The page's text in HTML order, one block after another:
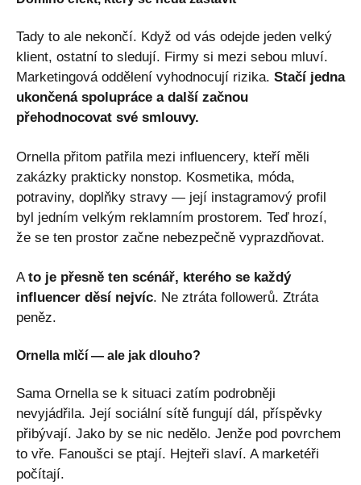
Tady to ale nekončí. Když od vás odejde jeden velký
klient, ostatní to sledují. Firmy si mezi sebou mluví.
Marketingová oddělení vyhodnocují rizika. Stačí jedna
ukončená spolupráce a další začnou
přehodnocovat své smlouvy.
Ornella přitom patřila mezi influencery, kteří měli
zakázky prakticky nonstop. Kosmetika, móda,
potraviny, doplňky stravy — její instagramový profil
byl jedním velkým reklamním prostorem. Teď hrozí,
že se ten prostor začne nebezpečně vyprazdňovat.
Ato je přesně ten scénář, kterého se každý
influencer děsí nejvíc. Ne ztráta followerů. Ztráta
peněz.
Ornella mlčí — ale jak dlouho?
Sama Ornella se k situaci zatím podrobněji
nevyjádřila. Její sociální sítě fungují dál, příspěvky
přibývají. Jako by se nic nedělo. Jenže pod povrchem
to vře. Fanoušci se ptají. Hejteři slaví. A marketéři
počítají.